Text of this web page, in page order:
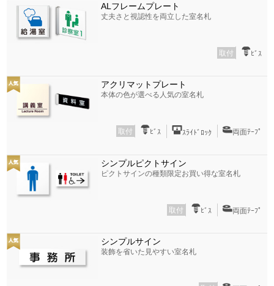
ALフレームプレート
丈夫さと視認性を両立した室名札
取付 ﾋﾞｽ
アクリマットプレート
本体の色が選べる人気の室名札
取付 ﾋﾞｽ ｽﾗｲﾄﾞﾛｯｸ 両面ﾃｰﾌﾟ
シンプルピクトサイン
ピクトサインの種類限定お買い得な室名札
取付 ﾋﾞｽ 両面ﾃｰﾌﾟ
シンプルサイン
装飾を省いた見やすい室名札